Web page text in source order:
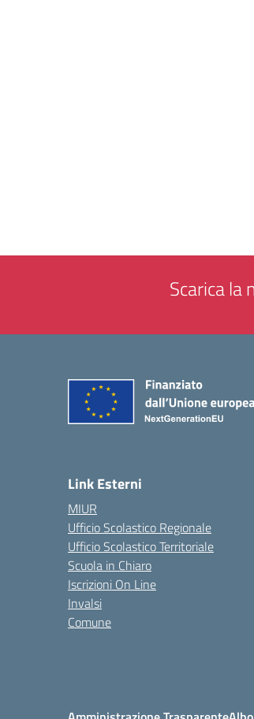
Scarica la
Link Esterni
MIUR
Ufficio Scolastico Regionale
Ufficio Scolastico Territoriale
Scuola in Chiaro
Iscrizioni On Line
Invalsi
Comune